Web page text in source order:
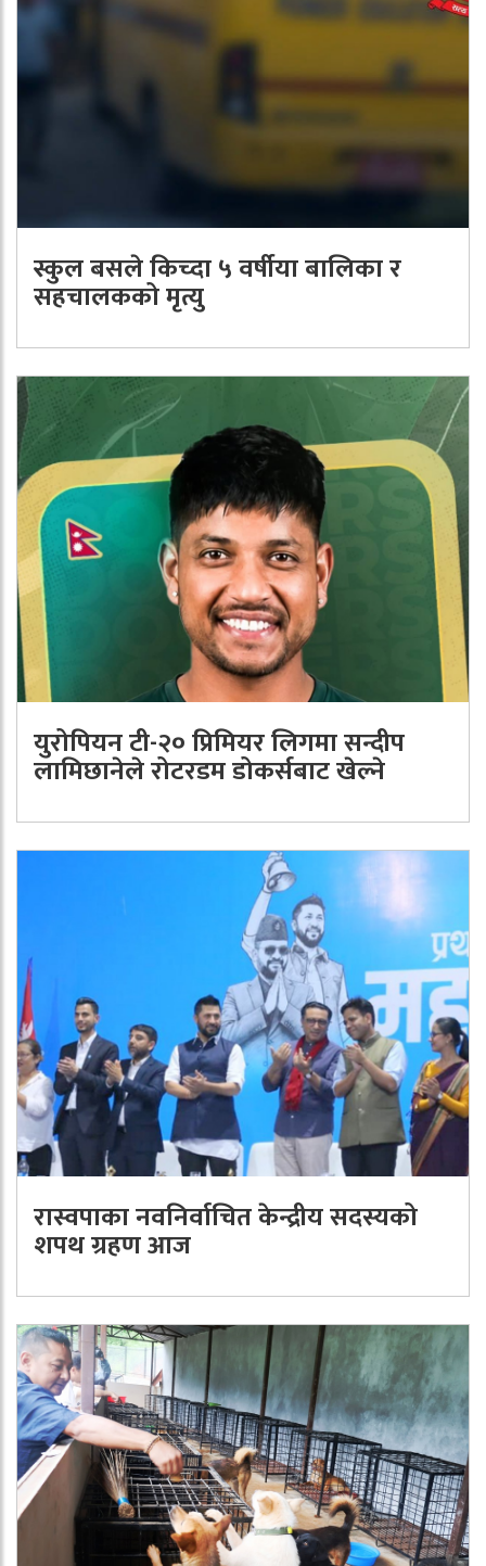
स्कुल बसले किच्दा ५ वर्षीया बालिका र
सहचालकको मृत्यु
युरोपियन टी-२० प्रिमियर लिगमा सन्दीप
लामिछानेले रोटरडम डोकर्सबाट खेल्ने
रास्वपाका नवनिर्वाचित केन्द्रीय सदस्यको
शपथ ग्रहण आज